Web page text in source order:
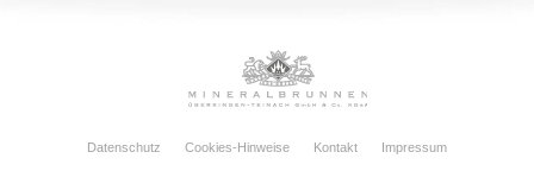
Datenschutz Cookies-Hinweise Kontakt Impressum